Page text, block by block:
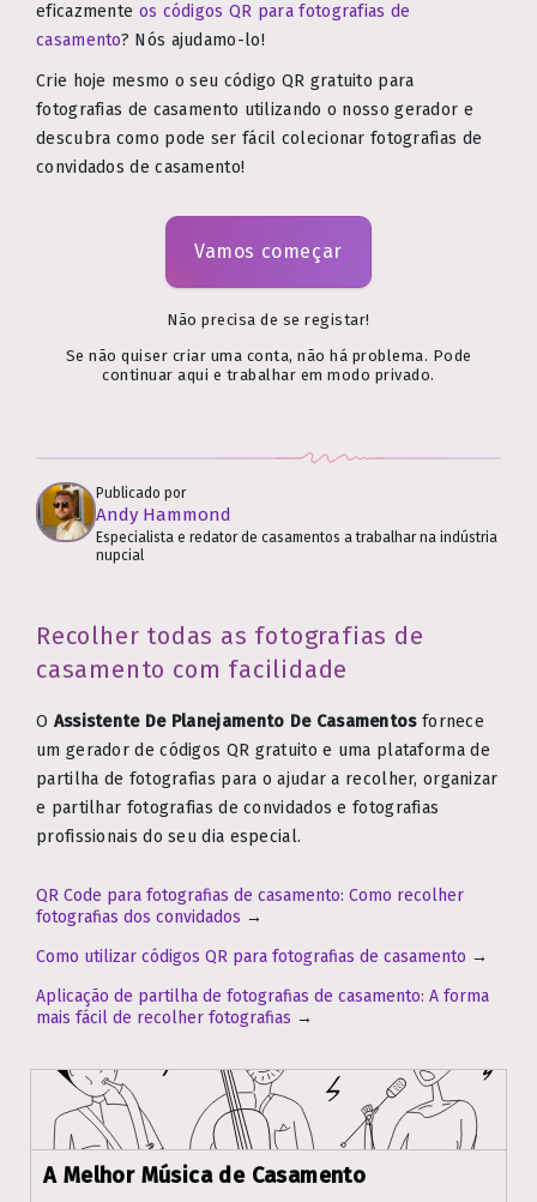
eficazmente os códigos QR para fotografias de
casamento? Nós ajudamo-lo!
Crie hoje mesmo o seu código QR gratuito para
fotografias de casamento utilizando o nosso gerador e
descubra como pode ser fácil colecionar fotografias de
convidados de casamento!
Vamos começar
Não precisa de se registar!
Se não quiser criar uma conta, não há problema. Pode
continuar aqui e trabalhar em modo privado.
Publicado por
Andy Hammond
Especialista e redator de casamentos a trabalhar na indústria
nupcial
Recolher todas as fotografias de
casamento com facilidade
O Assistente De Planejamento De Casamentosfornece
um gerador de códigos QR gratuito e uma plataforma de
partilha de fotografias para o ajudar a recolher, organizar
e partilhar fotografias de convidados e fotografias
profissionais do seu dia especial.
QR Code para fotografias de casamento: Como recolher
fotografias dos convidados →
Como utilizar códigos QR para fotografias de casamento →
Aplicação de partilha de fotografias de casamento: A forma
mais fácil de recolher fotografias →
A Melhor Música de Casamento